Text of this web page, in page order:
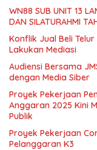
WN88 SUB UNIT 13
DAN SILATURAHMI
Konflik Jual Beli
Lakukan Mediasi
Audiensi Bersama
dengan Media Siber
Proyek Pekerjaan
Anggaran 2025 Kini
Publik
Proyek Pekerjaan
Pelanggaran K3